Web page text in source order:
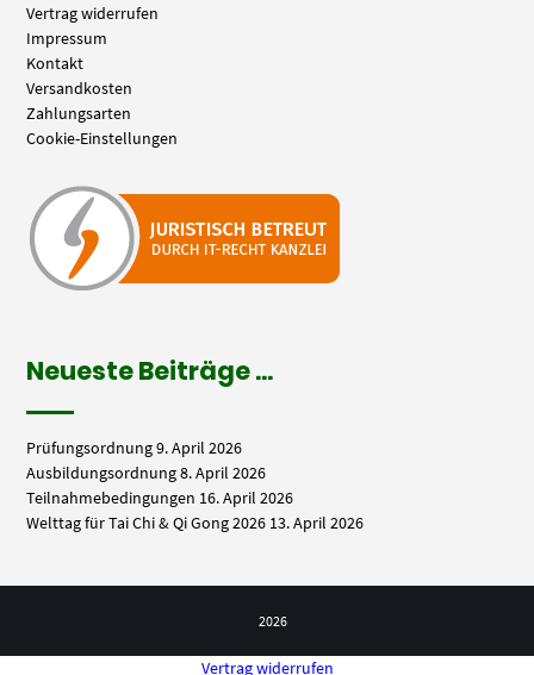
Vertrag widerrufen
Impressum
Kontakt
Versandkosten
Zahlungsarten
Cookie-Einstellungen
Neueste Beiträge …
Prüfungsordnung9. April 2026
Ausbildungsordnung8. April 2026
Teilnahmebedingungen 16. April 2026
Welttag für Tai Chi & Qi Gong 2026 13. April 2026
2026
Vertrag widerrufen